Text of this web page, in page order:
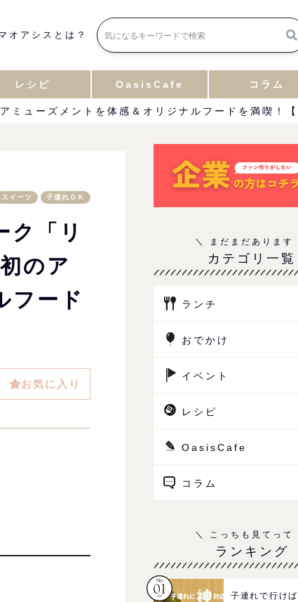
オアシスとは？
レシピ OasisCafe コラム
ューズメントを体感＆オリジナルフードを満喫！【
スイーツ 子連れＯＫ
ク「リ
のア
フード
お気に入り
カテゴリ一覧
ランチ
おでかけ
イベント
レシピ
OasisCafe
コラム
ランキング
子連れで行け